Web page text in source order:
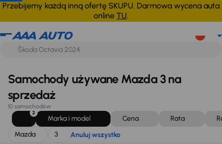
Przebijemy każdą inną ofertę SKUPU. Darmowa wycena auta
online TU.
Mazda 3 Anuluj wszystko
Samochody używane Mazda 3 na
sprzedaż
10 samochodów
2
Marka i model Cena Rata
Mazda
3 Anuluj wszystko